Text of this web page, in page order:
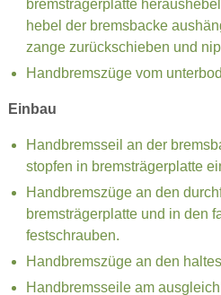
bremsträgerplatte
hebel der bremsbacke
zange zurückschieben und
Handbremszüge vom
Einbau
Handbremsseil an der
stopfen in bremsträgerplatte
Handbremszüge an den
bremsträgerplatte und in den
festschrauben.
Handbremszüge an den
Handbremsseile am